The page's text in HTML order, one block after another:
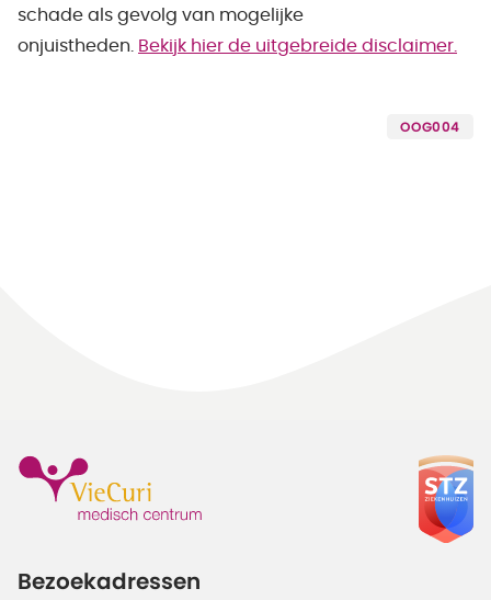
schade als gevolg van mogelijke
onjuistheden.
Bekijk hier de uitgebreide disclaimer.
OOG004
Bezoekadressen